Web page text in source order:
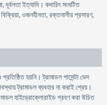
ইত্যাদি। কদাচিৎ সংঘটিত
ওজনহীনতা, রক্তনালীর প্রসারণ,
হয়নি। ট্রামাডল পাসেন্টা ভেদ
ট্রামাডল ব্যবহার না করাই শ্রেয়।
হাইড্রোক্লোরাইড গ্রহণ করা উচিত